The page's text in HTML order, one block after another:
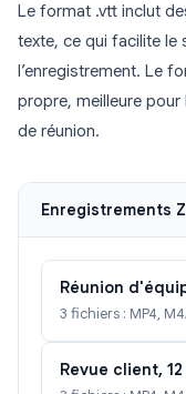
Le format .vtt inclut
texte, ce qui facilite le
l’enregistrement. Le
propre, meilleure
de réunion.
Enregistrements
Réunion
3 fichiers : MP4,
Revue client,